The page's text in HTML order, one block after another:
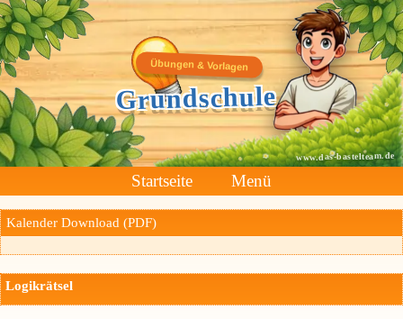
Übungen & Vorlagen
Grundschule
www.das-bastelteam.de
Startseite Menü
Kalender Download (PDF)
Logikrätsel